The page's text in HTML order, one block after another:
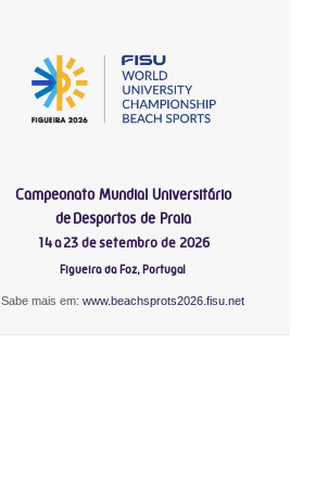
Campeonato Mundial Universitário
de Desportos de Praia
14 a 23 de setembro de 2026
Figueira da Foz, Portugal
Sabe mais em:www.beachsprots2026.fisu.net